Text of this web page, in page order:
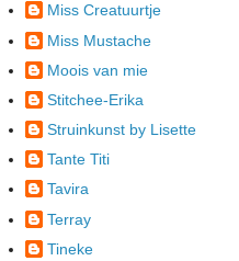
Miss Creatuurtje
Miss Mustache
Moois van mie
Stitchee-Erika
Struinkunst by Lisette
Tante Titi
Tavira
Terray
Tineke